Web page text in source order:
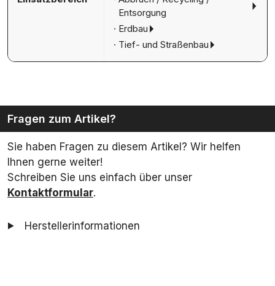
Entsorgung
Erdbau
Tief- und Straßenbau
Fragen zum Artikel?
Sie haben Fragen zu diesem Artikel? Wir helfen
Ihnen gerne weiter!
Schreiben Sie uns einfach über unser
Kontaktformular.
Herstellerinformationen